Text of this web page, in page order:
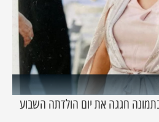
חגגה את יום הולדתה השבוע